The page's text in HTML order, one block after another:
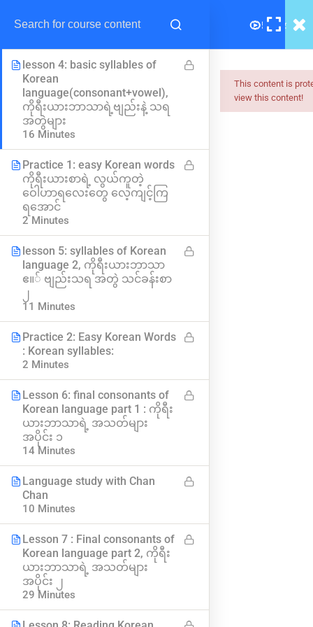
ဘာသာရဲ့ သရအတွဲများ
lesson 4: basic syllables of
Korean
language(consonant+vowel),
ကိုရီးယားဘာသာရဲ့ဗျည်းနဲ့ သရ
အတွဲများ
16 Minutes
Practice 1: easy Korean words
ကိုရီးယားစာရဲ့ လွယ်ကူတဲ့
ဝေါဟာရလေးတွေ လေ့ကျင့်ကြ
ရအောင်
2 Minutes
lesson 5: syllables of Korean
language 2, ကိုရီးယားဘာသာ
ဧ။် ဗျည်းသရ အတွဲ သင်ခန်းစာ
၂
11 Minutes
Practice 2: Easy Korean Words
: Korean syllables:
2 Minutes
Lesson 6: final consonants of
Korean language part 1 : ကိုရီး
ယားဘာသာရဲ့ အသတ်များ
အပိုင်း ၁
14 Minutes
Language study with Chan
Chan
10 Minutes
Lesson 7 : Final consonants of
Korean language part 2, ကိုရီး
ယားဘာသာရဲ့ အသတ်များ
အပိုင်း ၂
29 Minutes
This content is
view this content!
Myanmar
Best Online Courses
ကျွမ်းကျင်သူများထံမှ နည်းစနစ်ကျကျ သင်ကြားနိုင်အောင်
online learning marketplace တစ်ခုအဖြစ် ပါဝင်ကူညီသွားမှာ
ဖြစ်ပါတယ်။
hello@myanmarboc.com
Company
၀က်ဘ်ဆိုဒ်အကြောင်း
ဆက်သွယ်ရန်
စည်းကမ်းနှင့် သတ်မှတ်ချက်များ
Links
သင်ခန်းစာများ
ဘယ်လို မှတ်ပုံတင်မလဲ
အခမဲ့ App ဒေါင်းရန်